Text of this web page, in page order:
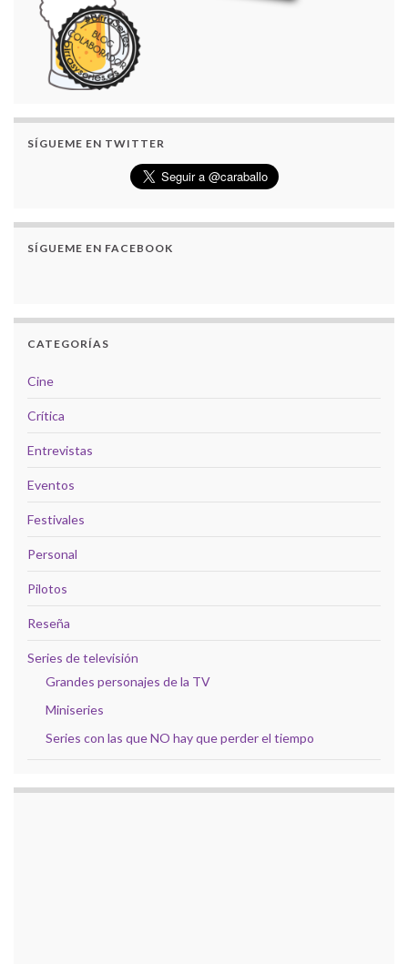
SÍGUEME EN TWITTER
SÍGUEME EN FACEBOOK
CATEGORÍAS
Cine
Crítica
Entrevistas
Eventos
Festivales
Personal
Pilotos
Reseña
Series de televisión
Grandes personajes de la TV
Miniseries
Series con las que NO hay que perder el tiempo